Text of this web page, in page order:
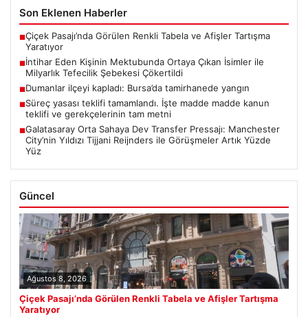
Son Eklenen Haberler
■Çiçek Pasajı’nda Görülen Renkli Tabela ve Afişler Tartışma
Yaratıyor
■İntihar Eden Kişinin Mektubunda Ortaya Çıkan İsimler ile
Milyarlık Tefecilik Şebekesi Çökertildi
■Dumanlar ilçeyi kapladı: Bursa’da tamirhanede yangın
■Süreç yasası teklifi tamamlandı. İşte madde madde kanun
teklifi ve gerekçelerinin tam metni
■Galatasaray Orta Sahaya Dev Transfer Pressajı: Manchester
City’nin Yıldızı Tijjani Reijnders ile Görüşmeler Artık Yüzde
Yüz
Güncel
Ağustos 8, 2026
Çiçek Pasajı’nda Görülen Renkli Tabela ve Afişler Tartışma
Yaratıyor